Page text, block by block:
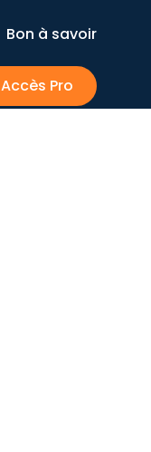
Bon à savoir
Accès Pro